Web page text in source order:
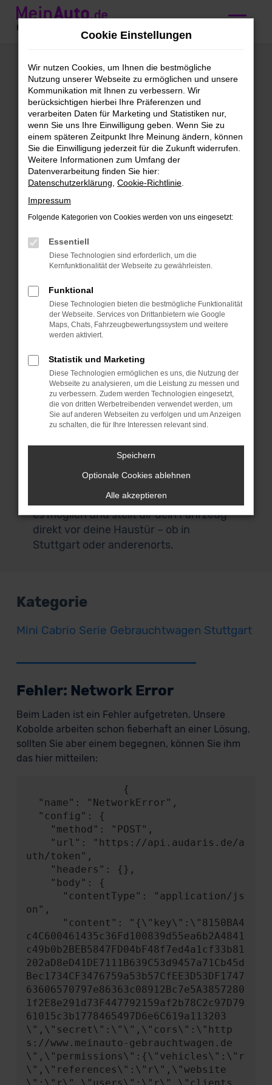
Zum
Hauptinhalt
Mini Cabrio Serie
kaufen mit
Lieferservice nach
Stuttgart
Wir bieten günstige Mini Cabrio
Serie für Stuttgart
Schleichst du bereits um eine Mini Cabrio
diesem Modell in Stuttgart unterwegs
sein? Dann ist jetzt der richtige Moment,
denn wir bieten dieses erstklassige
Fahrzeug zu einem sensationellen Preis.
Bei MeinAuto Gebrauchtwagen bist du
an die Spezialisten für die Mini Cabrio
Serie und eine Reihe anderer Modelle
ausschließlich Fahrzeuge aus erster
Hand anbieten und du durchweg
scheckheftgepflegte Autos erhältst. Wir
sprechen dabei von Fahrzeuge für den
einheimischen Markt und ausdrücklich
in Stuttgart zuhause bist und nicht zu
uns nach Garching bei München
kommen möchtest, bist du herzlich
willkommen. Unser Lieferdienst macht
es möglich und stellt dir dein Fahrzeug
direkt vor deine Haustür – ob in
Stuttgart oder anderenorts.
Kategorie
Mini Cabrio Serie Gebrauchtwagen Stuttgart
Fehler: Network Error
Beim Laden ist ein Fehler aufgetreten. Unsere
Kobolde arbeiten schon fieberhaft an einer Lösung,
sollten Sie aber einem begegnen, können Sie ihm
das hier mitteilen:
uth/token",
on",
c4C600461435c36Fd100839d55ea6b2A4841
c49b0b2BEB5847FD04bF48f7ed4a1cf33b81
202aD8eD41DE7111B639C53d9457a71Cb45d
Bec1734CF3476759a53b57CfEE3D53DF1747
63606570797e86363c08912Bc7e5A3857280
1f2E8e291d73F447792159af2b78C2c97D79
61015c3b1778465497D6e6C619a113203
\",\"secret\":\"\",\"cors\":\"http
s://www.meinauto-gebrauchtwagen.de
\",\"permissions\":{\"vehicles\":\"r
\",\"references\":\"r\",\"website
Cookie Einstellungen
Wir nutzen Cookies, um Ihnen die bestmögliche
Nutzung unserer Webseite zu ermöglichen und unsere
Kommunikation mit Ihnen zu verbessern. Wir
berücksichtigen hierbei Ihre Präferenzen und
verarbeiten Daten für Marketing und Statistiken nur,
wenn Sie uns Ihre Einwilligung geben. Wenn Sie zu
einem späteren Zeitpunkt Ihre Meinung ändern, können
Sie die Einwilligung jederzeit für die Zukunft widerrufen.
Weitere Informationen zum Umfang der
Datenverarbeitung finden Sie hier:
Datenschutzerklärung Cookie-Richtlinie
Impressum
Folgende Kategorien von Cookies werden von uns eingesetzt:
Essentiell
Diese Technologien sind erforderlich, um die
Kernfunktionalität der Webseite zu gewährleisten.
Funktional
Diese Technologien bieten die bestmögliche Funktionalität
der Webseite. Services von Drittanbietern wie Google
Maps, Chats, Fahrzeugbewertungssystem und weitere
werden aktiviert.
Statistik und Marketing
Diese Technologien ermöglichen es uns, die Nutzung der
Webseite zu analysieren, um die Leistung zu messen und
zu verbessern. Zudem werden Technologien eingesetzt,
die von dritten Werbetreibenden verwendet werden, um
Sie auf anderen Webseiten zu verfolgen und um Anzeigen
zu schalten, die für Ihre Interessen relevant sind.
Speichern
Optionale Cookies ablehnen
Alle akzeptieren